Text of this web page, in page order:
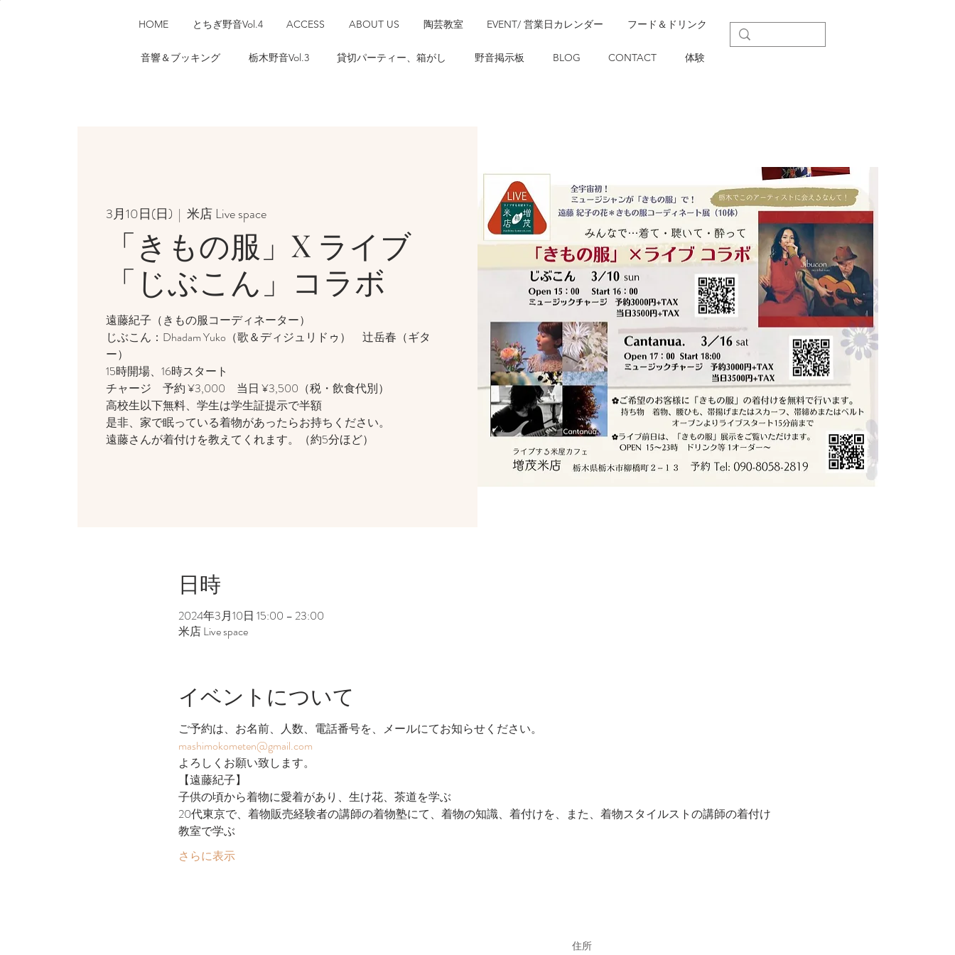
HOME とちぎ野音Vol.4 ACCESS ABOUT US 陶芸教室 EVENT/ 営業日カレンダー フード＆ドリンク
音響＆ブッキング 栃木野音Vol.3 貸切パーティー、箱がし 野音掲示板 BLOG CONTACT 体験
3月10日(日)
  |
米店 Live space
「きもの服」X ライブ
「じぶこん」コラボ
遠藤紀子（きもの服コーディネーター）
じぶこん：Dhadam Yuko（歌＆ディジュリドゥ） 辻岳春（ギタ
ー）
15時開場、16時スタート
チャージ 予約 ¥3,000 当日 ¥3,500（税・飲食代別）
高校生以下無料、学生は学生証提示で半額
是非、家で眠っている着物があったらお持ちください。
遠藤さんが着付けを教えてくれます。（約5分ほど）
日時
2024年3月10日 15:00 – 23:00
米店 Live space
イベントについて
ご予約は、お名前、人数、電話番号を、メールにてお知らせください。
mashimokometen@gmail.com
よろしくお願い致します。
【遠藤紀子】
子供の頃から着物に愛着があり、生け花、茶道を学ぶ
20代東京で、着物販売経験者の講師の着物塾にて、着物の知識、着付けを、また、着物スタイルストの講師の着付け
教室で学ぶ
さらに表示
住所